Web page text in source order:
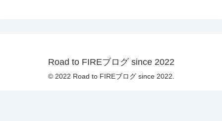
Road to FIREブログ since 2022
© 2022 Road to FIREブログ since 2022.